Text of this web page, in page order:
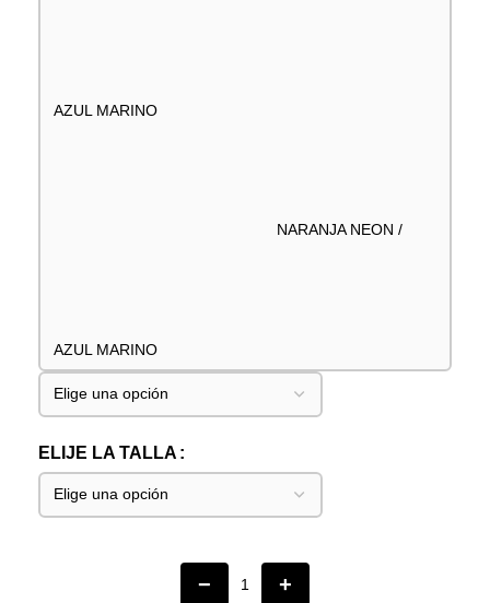
AZUL MARINO
NARANJA NEON /
AZUL MARINO
ELIJE LA TALLA
− +